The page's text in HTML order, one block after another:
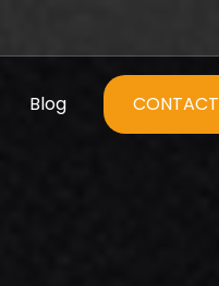
Blog CONTACT